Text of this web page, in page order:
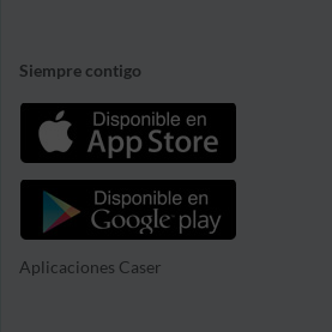
Siempre contigo
Aplicaciones Caser